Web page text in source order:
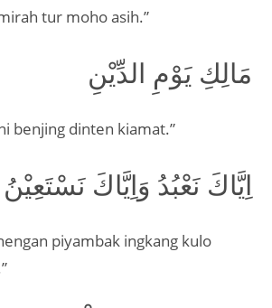
tur moho asih.”
مَالِكِ يَوْمِ الدِّيْنِ
benjing dinten kiamat.”
اِيَّاكَ نَعْبُدُ وَاِيَّاكَ نَسْتَعِيْنُ
piyambak ingkang kulo